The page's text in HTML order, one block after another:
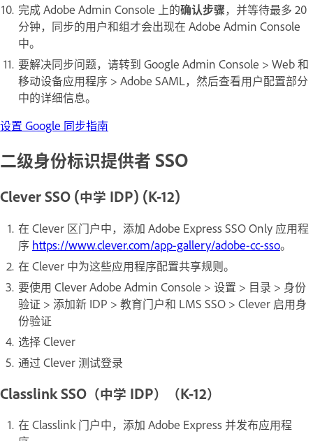
完成 Adobe Admin Console 上的确认步骤，并等待最多 20
分钟，同步的用户和组才会出现在 Adobe Admin Console
中。
要解决同步问题，请转到 Google Admin Console > Web 和
移动设备应用程序 > Adobe SAML，然后查看用户配置部分
中的详细信息。
设置 Google 同步指南
二级身份标识提供者 SSO
Clever SSO (中学 IDP) (K-12)
在 Clever 区门户中，添加 Adobe Express SSO Only 应用程
序 https://www.clever.com/app-gallery/adobe-cc-sso。
在 Clever 中为这些应用程序配置共享规则。
要使用 Clever Adobe Admin Console > 设置 > 目录 > 身份
验证 > 添加新 IDP > 教育门户和 LMS SSO > Clever 启用身
份验证
选择 Clever
通过 Clever 测试登录
Classlink SSO（中学 IDP）（K-12）
在 Classlink 门户中，添加 Adobe Express 并发布应用程